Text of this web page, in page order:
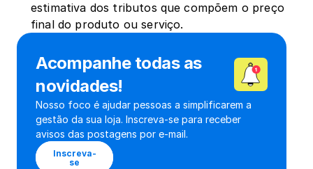
estimativa dos tributos que compõem o preço
final do produto ou serviço.
Acompanhe todas as
novidades!
Nosso foco é ajudar pessoas a simplificarem a
gestão da sua loja. Inscreva-se para receber
avisos das postagens por e-mail.
Inscreva-
se